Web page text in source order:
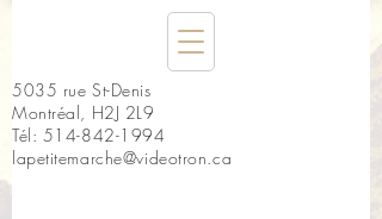
5035 rue St-Denis
Montréal, H2J 2L9
Tél: 514-842-1994
lapetitemarche@videotron.ca